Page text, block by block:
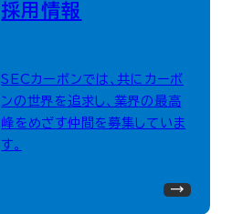
採用情報
SECカーボンでは、共にカーボ
ンの世界を追求し、業界の最高
峰をめざす仲間を募集していま
す。